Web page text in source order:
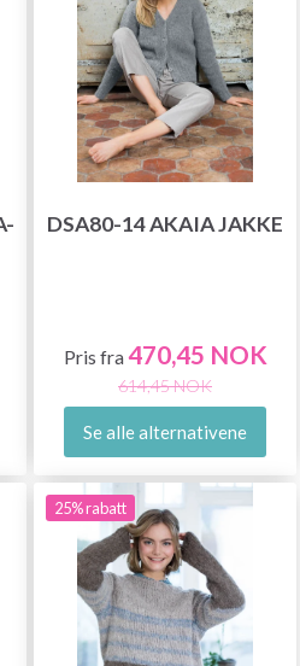
DSA80-14 AKAIA JAKKE
Pris fra470,45 NOK
614,45 NOK
Se alle alternativene
25% rabatt